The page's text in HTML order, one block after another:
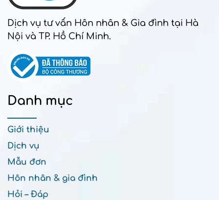
Dịch vụ tư vấn Hôn nhân & Gia đình tại Hà
Nội và TP. Hồ Chí Minh.
Danh mục
Giới thiệu
Dịch vụ
Mẫu đơn
Hôn nhân & gia đình
Hỏi – Đáp